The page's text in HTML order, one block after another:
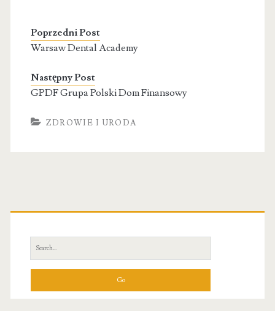
Poprzedni Post
Warsaw Dental Academy
Następny Post
GPDF Grupa Polski Dom Finansowy
ZDROWIE I URODA
Primary
Sidebar
Search
for: